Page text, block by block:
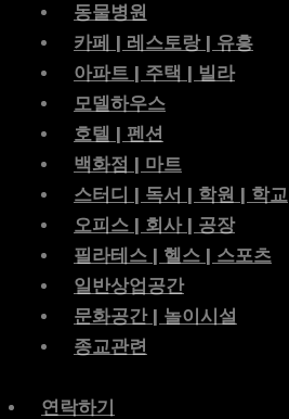
동물병원
카페 | 레스토랑 | 유흥
아파트 | 주택 | 빌라
모델하우스
호텔 | 펜션
백화점 | 마트
스터디 | 독서 | 학원 | 학교
오피스 | 회사 | 공장
필라테스 | 헬스 | 스포츠
일반상업공간
문화공간 | 놀이시설
종교관련
연락하기